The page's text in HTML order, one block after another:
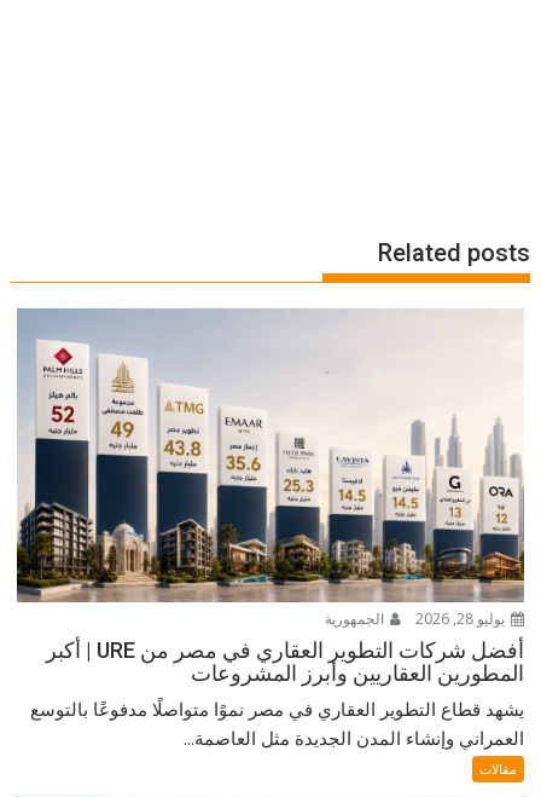
Related posts
يوليو 28, 2026 الجمهورية
أفضل شركات التطوير العقاري في مصر من URE | أكبر
المطورين العقاريين وأبرز المشروعات
يشهد قطاع التطوير العقاري في مصر نموًا متواصلًا مدفوعًا بالتوسع
العمراني وإنشاء المدن الجديدة مثل العاصمة...
مقالات